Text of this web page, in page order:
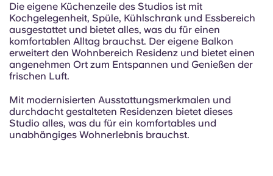
Die eigene Küchenzeile des Studios ist mit
Kochgelegenheit, Spüle, Kühlschrank und Essbereich
ausgestattet und bietet alles, was du für einen
komfortablen Alltag brauchst. Der eigene Balkon
erweitert den Wohnbereich Residenz und bietet einen
angenehmen Ort zum Entspannen und Genießen der
frischen Luft.
Mit modernisierten Ausstattungsmerkmalen und
durchdacht gestalteten Residenzen bietet dieses
Studio alles, was du für ein komfortables und
unabhängiges Wohnerlebnis brauchst.